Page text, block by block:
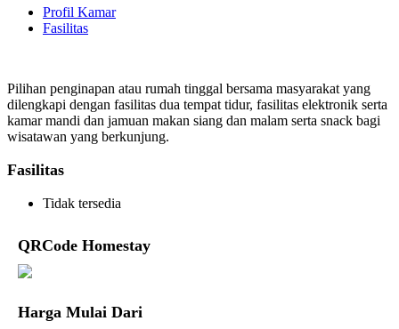
Profil Kamar
Fasilitas
Pilihan penginapan atau rumah tinggal bersama masyarakat yang
dilengkapi dengan fasilitas dua tempat tidur, fasilitas elektronik serta
kamar mandi dan jamuan makan siang dan malam serta snack bagi
wisatawan yang berkunjung.
Fasilitas
Tidak tersedia
QRCode Homestay
Harga Mulai Dari